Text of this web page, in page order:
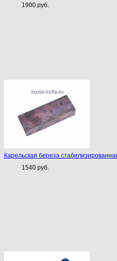
1900 руб.
Карельская береза
1540 руб.